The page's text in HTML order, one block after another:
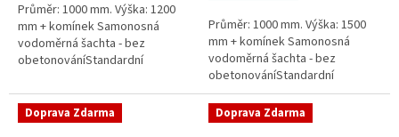
hvězdiček.
Průměr: 1000 mm. Výška: 1200
mm + komínek Samonosná
vodoměrná šachta - bez
obetonováníStandardní
přání) Český výrobek! Pro
případné dotazy, či...
Průměr: 1000 mm. Výška: 1500
mm + komínek Samonosná
vodoměrná šachta - bez
obetonováníStandardní
prostupy šachty DN32 (jiné na
přání) Český výrobek! Pro
případné dotazy, či...
Doprava Zdarma Doprava Zdarma